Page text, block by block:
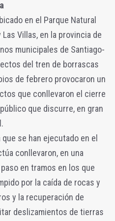
en el Parque Natural
Villas, en la provincia de
municipales de Santiago-
del tren de borrascas
de febrero provocaron un
que conllevaron el cierre
que discurre, en gran
se han ejecutado en el
conllevaron, en una
en tramos en los que
por la caída de rocas y
y la recuperación de
deslizamientos de tierras